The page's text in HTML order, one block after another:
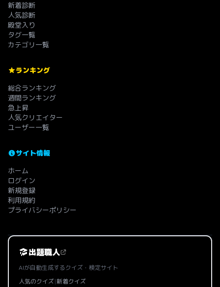
新着診断
人気診断
殿堂入り
タグ一覧
カテゴリ一覧
ランキング
総合ランキング
週間ランキング
急上昇
人気クリエイター
ユーザー一覧
サイト情報
ホーム
ログイン
新規登録
利用規約
プライバシーポリシー
出題職人
AIが自動生成するクイズ・検定サイト
人気のクイズ|新着クイズ